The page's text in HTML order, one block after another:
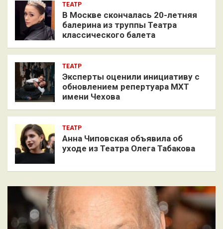
ТЕАТР
В Москве скончалась 20-летняя
балерина из труппы Театра
классического балета
ТЕАТР
Эксперты оценили инициативу с
обновлением репертуара МХТ
имени Чехова
ТЕАТР
Анна Чиповская объявила об
уходе из Театра Олега Табакова